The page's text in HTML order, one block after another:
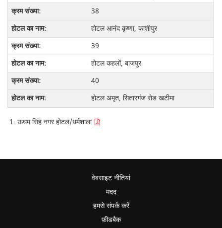
38
होटल आनंद कृष्णा, काशीपुर
39
होटल कहलों, बाजपुर
40
होटल अमृत, सितारगंज रोड खटीमा
ऊधम सिंह नगर होटल/धर्मशाला
वेबसाइट नीतियां
मदद
हमसे संपर्क करें
फ़ीडबैक